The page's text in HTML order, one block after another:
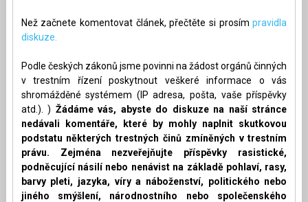
Než začnete komentovat článek, přečtěte si prosímpravidla
diskuze.
Podle českých zákonů jsme povinni na žádost orgánů činných
v trestním řízení poskytnout veškeré informace o vás
shromážděné systémem (IP adresa, pošta, vaše příspěvky
atd.). ) Žádáme vás, abyste do diskuze na naší stránce
nedávali komentáře, které by mohly naplnit skutkovou
podstatu některých trestných činů zmíněných v trestním
právu. Zejména nezveřejňujte příspěvky rasistické,
podněcující násilí nebo nenávist na základě pohlaví, rasy,
barvy pleti, jazyka, víry a náboženství, politického nebo
jiného smýšlení, národnostního nebo společenského